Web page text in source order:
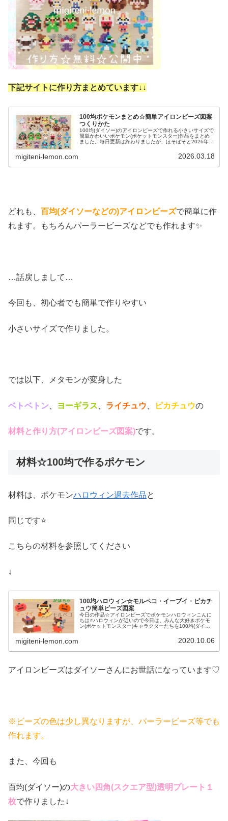
下記サイトに作り方まとめています↓ ↓
100均ポケモンまとめ☆簡単アイロンビーズ図案
つくりかた
100均(ダイソー)のアイロンビーズで作れる小さいサイズで
簡単かわいいポケモン(ポケットモンスター)作品をまとめ
ました。毎日更新は終わりましたが、ほそぼそと2026年も
migiteni-lemon.com 2026.03.18
どれも、 百均(ダイソーなどの)アイロンビーズで簡単に作
れます。もちろんパーラービーズなどでも作れます✨
…話戻しまして…
今回も、初心者でも簡単で作りやすい
小さいサイズで作りました。
では以下、メタモンが変身した
ベトベトン ヨーギラス ライチュウ ピカチュウの
材料と作り方(アイロンビーズ図案)です。
材料☆100均で作るポケモン
材料は、ポケモンハロウィン過去作品と
同じです⭐
こちらの材料を参照してください
↓
100均ハロウィン☆モルペコ・イーブイ・ピカチ
ュウ簡単ビーズ図案
今日の作品☆アイロンビーズでポケモンハロウィンこんに
ちは⭐ハロウィンが近いので今日は、みんな大好きポケモ
ン(ポケットモンスター)キャラクターたちを100均(ダイソ
migiteni-lemon.com 2020.10.06
アイロンビーズはダイソーさんにお世話になっています♡
※ビーズの色は少し異なりますが、パーラービーズ等でも
作れます。
また、今回も
百均(ダイソー)の大きい四角(スクエア型)透明プレート１
枚で作りました↓